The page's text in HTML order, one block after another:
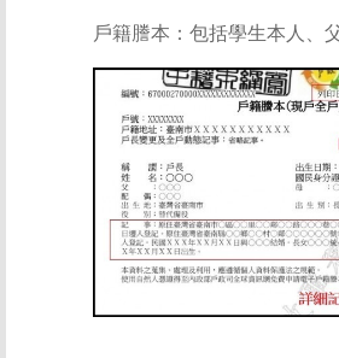
戶籍謄本：包括學生本人、